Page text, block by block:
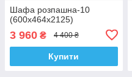
Шафа розпашна-10
(600х464х2125)
3 960 ₴ 4 400 ₴
Купити